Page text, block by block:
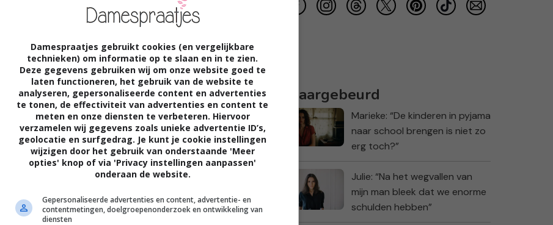
Algemeen 23 MEI 2012 SANDRA
Blog Mara, Ontwikkelingshulp:
onbetaalbaar
Waargebeurd
Marieke: “De kinderen in pyjama
naar school brengen is niet zo
erg toch?”
Julie: “Na het wegvallen van
mijn man bleek dat we enorme
schulden hebben”
Damespraatjes gebruikt cookies (en vergelijkbare
technieken) om informatie op te slaan en in te zien.
Deze gegevens gebruiken wij om onze website goed te
laten functioneren, het gebruik van de website te
analyseren, gepersonaliseerde content en advertenties
te tonen, de effectiviteit van advertenties en content te
meten en onze diensten te verbeteren. Hiervoor
verzamelen wij gegevens zoals unieke advertentie ID’s,
geolocatie en surfgedrag. Je kunt je cookie instellingen
wijzigen door het gebruik van onderstaande 'Meer
opties' knop of via 'Privacy instellingen aanpassen'
onderaan de website.
Gepersonaliseerde advertenties en content, advertentie- en
contentmetingen, doelgroepenonderzoek en ontwikkeling van
diensten